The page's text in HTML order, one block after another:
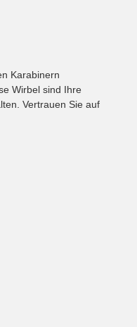
Karabinern
Wirbel sind Ihre
Vertrauen Sie auf